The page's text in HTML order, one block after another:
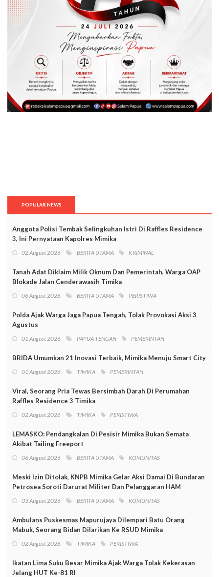
POPULAR NEWS
Anggota Polisi Tembak Selingkuhan Istri Di Raffles Residence
3, Ini Pernyataan Kapolres Mimika
02 August 2026 BERITA UTAMA KRIMINAL
Tanah Adat Diklaim Milik Oknum Dan Pemerintah, Warga OAP
Blokade Jalan Cenderawasih Timika
06 August 2026 BERITA UTAMA PERISTIWA
Polda Ajak Warga Jaga Papua Tengah, Tolak Provokasi Aksi 3
Agustus
01 August 2026 PAPUA TENGAH PEMERINTAH
BRIDA Umumkan 21 Inovasi Terbaik, Mimika Menuju Smart City
01 August 2026 TIMIKA PEMERINTAH
Viral, Seorang Pria Tewas Bersimbah Darah Di Perumahan
Raffles Residence 3 Timika
02 August 2026 TIMIKA PERISTIWA
LEMASKO: Pendangkalan Di Pesisir Mimika Bukan Semata
Akibat Tailing Freeport
06 August 2026 BERITA UTAMA KOMUNITAS
Meski Izin Ditolak, KNPB Mimika Gelar Aksi Damai Di Bundaran
Petrosea Soroti Darurat Militer Dan Pelanggaran HAM
03 August 2026 BERITA UTAMA KOMUNITAS
Ambulans Puskesmas Mapurujaya Dilempari Batu Orang
Mabuk, Seorang Bidan Dilarikan Ke RSUD Mimika
02 August 2026 TIMIKA PERISTIWA
Ikatan Lima Suku Besar Mimika Ajak Warga Tolak Kekerasan
Jelang HUT Ke-81 RI